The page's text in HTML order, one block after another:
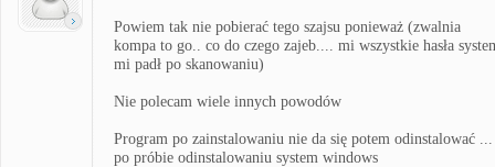
Powiem tak nie pobierać tego szajsu ponieważ (zwalnia
kompa to go.. co do czego zajeb.... mi wszystkie hasła
mi padł po skanowaniu)
Nie polecam wiele innych powodów
Program po zainstalowaniu nie da się potem odinstalować ...
po próbie odinstalowaniu system windows